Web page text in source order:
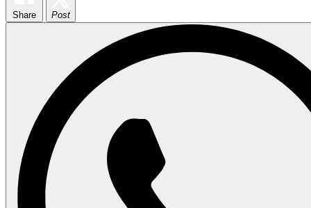
Share Post